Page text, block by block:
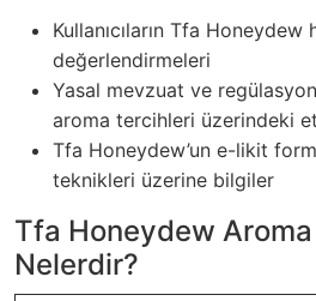
Kullanıcıların Tfa Honeydew
değerlendirmeleri
Yasal mevzuat ve
aroma tercihleri üzerindeki
Tfa Honeydew’un e-likit
teknikleri üzerine bilgiler
Tfa Honeydew
Nelerdir?